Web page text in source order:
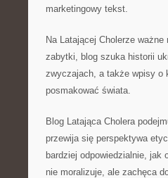
marketingowy tekst.
Na Latającej Cholerze
zabytki, blog szuka historii
zwyczajach, a także wpisy o
posmakować świata.
Blog Latająca Cholera
przewija się perspektywa
bardziej odpowiedzialnie,
nie moralizuje, ale zachęca